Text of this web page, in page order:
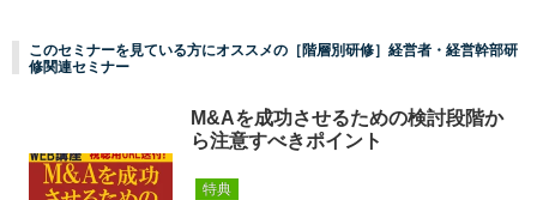
このセミナーを見ている方にオススメの［階層別研修］経営者・経営幹部研
修関連セミナー
M&Aを成功させるための検討段階か
ら注意すべきポイント
特典